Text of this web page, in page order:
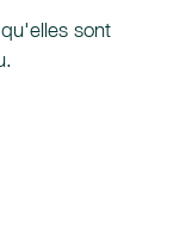
sont